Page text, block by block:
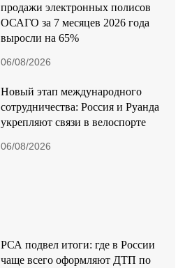
продажи электронных полисов
ОСАГО за 7 месяцев 2026 года
выросли на 65%
06/08/2026
Новый этап международного
сотрудничества: Россия и Руанда
укрепляют связи в велоспорте
06/08/2026
РСА подвел итоги: где в России
чаще всего оформляют ДТП по